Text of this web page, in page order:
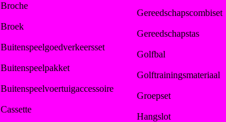
Broche
Broek
Buitenspeelgoedverkeersset
Buitenspeelpakket
Buitenspeelvoertuigaccessoire
Cassette
Gereedschapscombiset
Gereedschapstas
Golfbal
Golftrainingsmateriaal
Groepset
Hangslot